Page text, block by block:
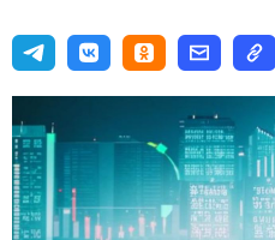
Эксперты
Видео
Телефон редакции:+7 495
Электронные почты